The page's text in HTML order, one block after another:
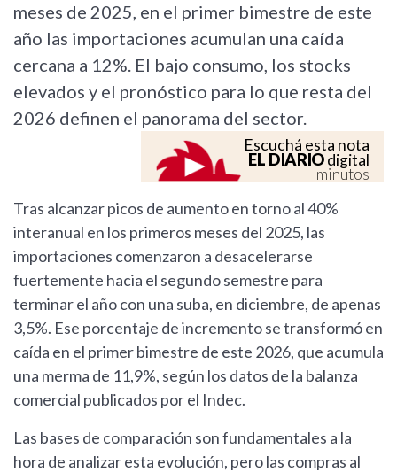
meses de 2025, en el primer bimestre de este
año las importaciones acumulan una caída
cercana a 12%. El bajo consumo, los stocks
elevados y el pronóstico para lo que resta del
2026 definen el panorama del sector.
Escuchá esta nota
EL DIARIOdigital
minutos
Tras alcanzar picos de aumento en torno al 40%
interanual en los primeros meses del 2025, las
importaciones comenzaron a desacelerarse
fuertemente hacia el segundo semestre para
terminar el año con una suba, en diciembre, de apenas
3,5%. Ese porcentaje de incremento se transformó en
caída en el primer bimestre de este 2026, que acumula
una merma de 11,9%, según los datos de la balanza
comercial publicados por el Indec.
Las bases de comparación son fundamentales a la
hora de analizar esta evolución, pero las compras al